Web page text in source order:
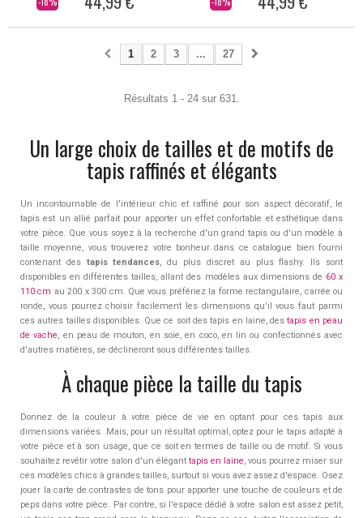
1 2 3 ... 27
Résultats 1 - 24 sur 631.
Un large choix de tailles et de motifs de
tapis raffinés et élégants
Un incontournable de l'intérieur chic et raffiné pour son aspect décoratif, le
tapis est un allié parfait pour apporter un effet confortable et esthétique dans
votre pièce. Que vous soyez à la recherche d'un grand tapis ou d'un modèle à
taille moyenne, vous trouverez votre bonheur dans ce catalogue bien fourni
contenant des tapis tendances, du plus discret au plus flashy. Ils sont
disponibles en différentes tailles, allant des modèles aux dimensions de 60 x
110 cm au 200 x 300 cm. Que vous préfériez la forme rectangulaire, carrée ou
ronde, vous pourrez choisir facilement les dimensions qu'il vous faut parmi
ces autres tailles disponibles. Que ce soit des tapis en laine, destapis en peau
de vache, en peau de mouton, en soie, en coco, en lin ou confectionnés avec
d'autres matières, se déclineront sous différentes tailles.
À chaque pièce la taille du tapis
Donnez de la couleur à votre pièce de vie en optant pour ces tapis aux
dimensions variées. Mais, pour un résultat optimal, optez pour le tapis adapté à
votre pièce et à son usage, que ce soit en termes de taille ou de motif. Si vous
souhaitez revêtir votre salon d'un élégant tapis en laine, vous pourrez miser sur
ces modèles chics à grandes tailles, surtout si vous avez assez d'espace. Osez
jouer la carte de contrastes de tons pour apporter une touche de couleurs et de
peps dans votre pièce. Par contre, si l'espace dédié à votre salon est assez petit,